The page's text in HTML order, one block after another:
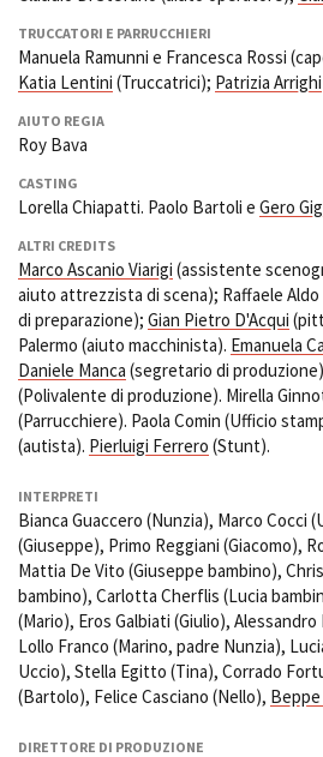
TRUCCATORI E PARRUCCHIERI
Manuela Ramunni e Francesca Rossi
Katia Lentini (Truccatrici); Patrizia Arrighi
AIUTO REGIA
Roy Bava
CASTING
Lorella Chiapatti. Paolo Bartoli e Gero
ALTRI CREDITS
Marco Ascanio Viarigi (assistente
aiuto attrezzista di scena); Raffaele
di preparazione); Gian Pietro D'Acqui
Palermo (aiuto macchinista). Emanuela
Daniele Manca (segretario di
(Polivalente di produzione). Mirella
(Parrucchiere). Paola Comin (Ufficio
(autista). Pierluigi Ferrero (Stunt).
INTERPRETI
Bianca Guaccero (Nunzia), Marco Cocci
(Giuseppe), Primo Reggiani (Giacomo),
Mattia De Vito (Giuseppe bambino),
bambino), Carlotta Cherflis (Lucia
(Mario), Eros Galbiati (Giulio),
Lollo Franco (Marino, padre Nunzia),
Uccio), Stella Egitto (Tina), Corrado
(Bartolo), Felice Casciano (Nello),
DIRETTORE DI PRODUZIONE